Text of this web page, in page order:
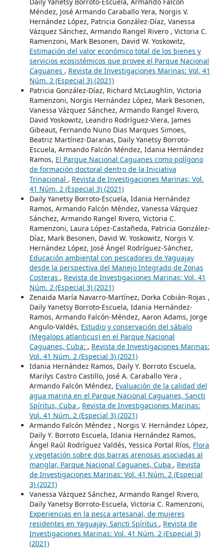
Méndez, José Armando Caraballo Yera, Norgis V.
Hernández López, Patricia González-Díaz, Vanessa
Vázquez Sánchez, Armando Rangel Rivero , Victoria C.
Ramenzoni, Mark Besonen, David W. Yoskowitz,
Estimación del valor económico total de los bienes y
servicios ecosistémicos que provee el Parque Nacional
Caguanes , Revista de Investigaciones Marinas: Vol. 41
Núm. 2 (Especial 3) (2021)
Patricia González-Díaz, Richard McLaughlin, Victoria
Ramenzoni, Norgis Hernández López, Mark Besonen,
Vanessa Vázquez Sánchez, Armando Rangel Rivero,
David Yoskowitz, Leandro Rodríguez-Viera, James
Gibeaut, Fernando Nuno Dias Marques Simoes,
Beatriz Martínez-Daranas, Daily Yanetsy Borroto-
Escuela, Armando Falcón Méndez, Idania Hernández
Ramos, El Parque Nacional Caguanes como polígono
de formación doctoral dentro de la Iniciativa
Trinacional , Revista de Investigaciones Marinas: Vol.
41 Núm. 2 (Especial 3) (2021)
Daily Yanetsy Borroto-Escuela, Idania Hernández
Ramos, Armando Falcón Méndez, Vanessa Vázquez
Sánchez, Armando Rangel Rivero, Victoria C.
Ramenzoni, Laura López-Castañeda, Patricia González-
Díaz, Mark Besonen, David W. Yoskowitz, Norgis V.
Hernández López, José Ángel Rodríguez-Sánchez,
Educación ambiental con pescadores de Yaguajay
desde la perspectiva del Manejo Integrado de Zonas
Costeras , Revista de Investigaciones Marinas: Vol. 41
Núm. 2 (Especial 3) (2021)
Zenaida María Navarro-Martínez, Dorka Cobián-Rojas ,
Daily Yanetsy Borroto-Escuela, Idania Hernández-
Ramos, Armando Falcón-Méndez, Aaron Adams, Jorge
Angulo-Valdés, Estudio y conservación del sábalo
(Megalops atlanticus) en el Parque Nacional
Caguanes, Cuba: , Revista de Investigaciones Marinas:
Vol. 41 Núm. 2 (Especial 3) (2021)
Idania Hernández Ramos, Daily Y. Borroto Escuela,
Marilys Castro Castillo, José A. Caraballo Yera ,
Armando Falcón Méndez, Evaluación de la calidad del
agua marina en el Parque Nacional Caguanes, Sancti
Spíritus, Cuba , Revista de Investigaciones Marinas:
Vol. 41 Núm. 2 (Especial 3) (2021)
Armando Falcón Méndez , Norgis V. Hernández López,
Daily Y. Borroto Escuela, Idania Hernández Ramos,
Ángel Raúl Rodríguez Valdés, Yessica Portal Ríos, Flora
y vegetación sobre dos barras arenosas asociadas al
manglar, Parque Nacional Caguanes, Cuba , Revista
de Investigaciones Marinas: Vol. 41 Núm. 2 (Especial
3) (2021)
Vanessa Vázquez Sánchez, Armando Rangel Rivero,
Daily Yanetsy Borroto-Escuela, Victoria C. Ramenzoni,
Experiencias en la pesca artesanal, de mujeres
residentes en Yaguajay, Sancti Spíritus , Revista de
Investigaciones Marinas: Vol. 41 Núm. 2 (Especial 3)
(2021)